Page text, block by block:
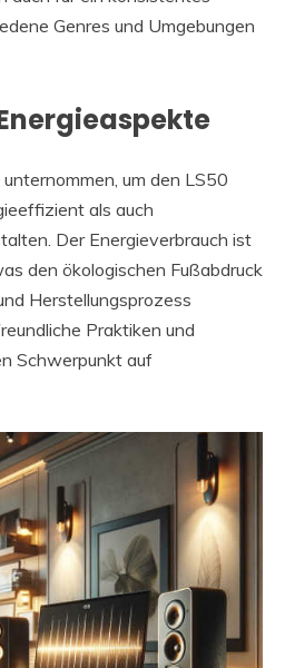
Genres und Umgebungen
um den LS50
als auch
Der Energieverbrauch ist
den ökologischen Fußabdruck
Herstellungsprozess
Praktiken und
Schwerpunkt auf